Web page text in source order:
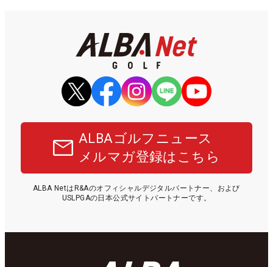
ALBAゴルフニュース
メルマガ登録はこちら
ALBA NetはR&Aのオフィシャルデジタルパートナー、および
USLPGAの日本公式サイトパートナーです。